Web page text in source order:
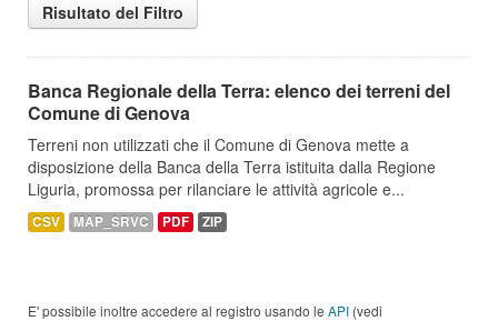
Risultato del Filtro
Banca Regionale della Terra: elenco dei terreni del
Comune di Genova
Terreni non utilizzati che il Comune di Genova mette a
disposizione della Banca della Terra istituita dalla Regione
Liguria, promossa per rilanciare le attività agricole e...
CSV MAP_SRVC PDF ZIP
E' possibile inoltre accedere al registro usando le API (vedi